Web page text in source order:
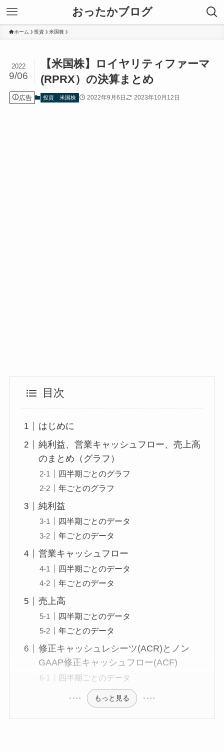
おったかブログ
ホーム 投資 米国株
【米国株】ロイヤリティファーマ
(RPRX）の決算まとめ
2022
9/06
広告 投資 米国株 2022年9月6日 2023年10月12日
目次
はじめに
純利益、営業キャッシュフロー、売上高
のまとめ（グラフ）
四半期ごとのグラフ
年ごとのグラフ
純利益
四半期ごとのデータ
年ごとのデータ
営業キャッシュフロー
四半期ごとのデータ
年ごとのデータ
売上高
四半期ごとのデータ
年ごとのデータ
修正キャッシュレシーツ(ACR)とノン
GAAP修正キャッシュフロー(ACF)
四半期ごとのデータ
もっと見る